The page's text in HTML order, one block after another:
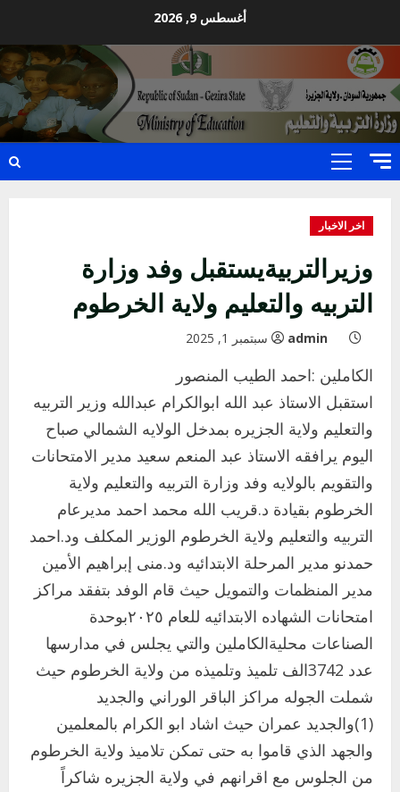
content
أغسطس 9, 2026
Primary
اخر الاخبار
وزيرالتربيةيستقبل وفد وزارة
التربيه والتعليم ولاية الخرطوم
admin سبتمبر 1, 2025
الكاملين :احمد الطيب المنصور
استقبل الاستاذ عبد الله ابوالكرام عبدالله وزير التربيه
والتعليم ولاية الجزيره بمدخل الولايه الشمالي صباح
اليوم يرافقه الاستاذ عبد المنعم سعيد مدير الامتحانات
والتقويم بالولايه وفد وزارة التربيه والتعليم ولاية
الخرطوم بقيادة د.قريب الله محمد احمد مديرعام
التربيه والتعليم ولاية الخرطوم الوزير المكلف ود.احمد
حمدنو مدير المرحلة الابتدائيه ود.منى إبراهيم الأمين
مدير المنظمات والتمويل حيث قام الوفد بتفقد مراكز
امتحانات الشهاده الابتدائيه للعام ٢٠٢٥بوحدة
الصناعات محليةالكاملين والتي يجلس في مدارسها
عدد 3742الف تلميذ وتلميذه من ولاية الخرطوم حيث
شملت الجوله مراكز الباقر الوراني والجديد
(1)والجديد عمران حيث اشاد ابو الكرام بالمعلمين
والجهد الذي قاموا به حتى تمكن تلاميذ ولاية الخرطوم
من الجلوس مع اقرانهم في ولاية الجزيره شاكراً